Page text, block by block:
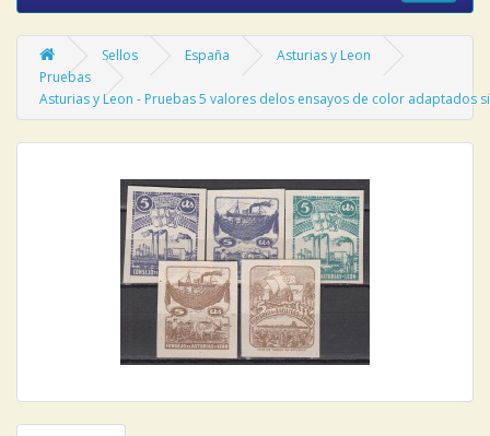
Sellos España
Asturias y Leon
Pruebas
Asturias y Leon - Pruebas 5 valores delos ensayos de color adaptados